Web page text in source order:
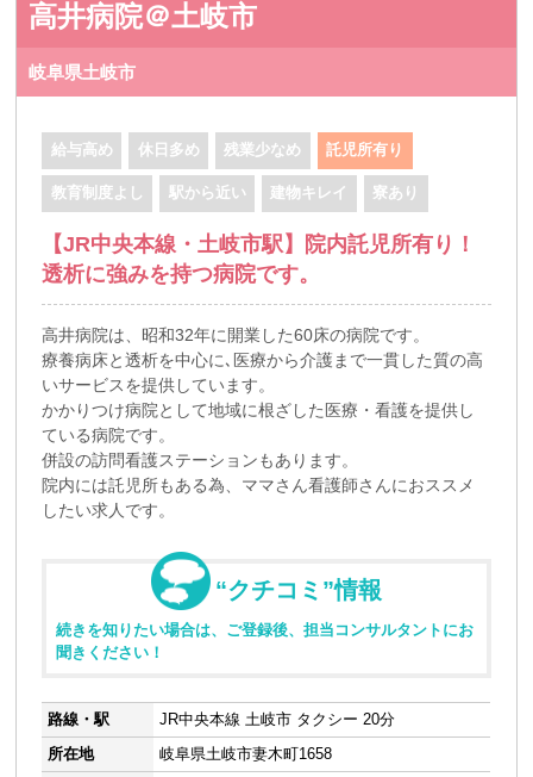
高井病院＠土岐市
岐阜県土岐市
給与高め 休日多め 残業少なめ 託児所有り
教育制度よし 駅から近い 建物キレイ 寮あり
【JR中央本線・土岐市駅】院内託児所有り！
透析に強みを持つ病院です。
高井病院は、昭和32年に開業した60床の病院です。
療養病床と透析を中心に､医療から介護まで一貫した質の高
いサービスを提供しています。
かかりつけ病院として地域に根ざした医療・看護を提供し
ている病院です。
併設の訪問看護ステーションもあります。
院内には託児所もある為、ママさん看護師さんにおススメ
したい求人です。
“クチコミ”情報
続きを知りたい場合は、ご登録後、担当コンサルタントにお
聞きください！
路線・駅
JR中央本線 土岐市 タクシー 20分
所在地
岐阜県土岐市妻木町1658